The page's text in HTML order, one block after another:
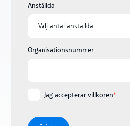
Anställda
Organisationsnummer
Jag accepterar villkoren*